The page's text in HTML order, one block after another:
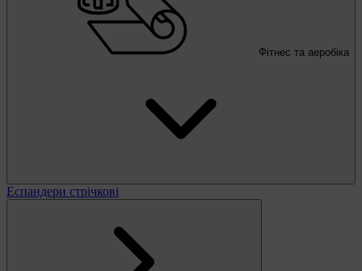
Фітнес та аеробіка
Еспандери стрічкові